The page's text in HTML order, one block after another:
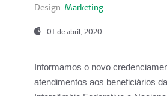
Design: Marketing
01 de abril, 2020
Informamos o novo
atendimentos aos beneficiários